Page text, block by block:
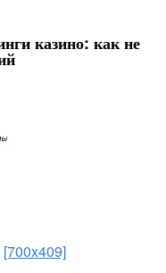
казино: как не
[700x409]